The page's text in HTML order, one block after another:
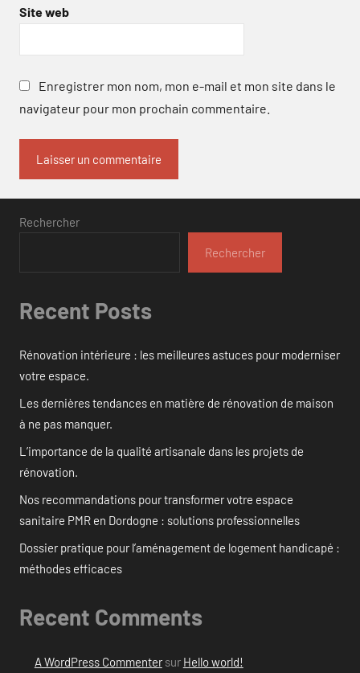
Site web
Enregistrer mon nom, mon e-mail et mon site dans le
navigateur pour mon prochain commentaire.
Rechercher
Rechercher
Recent Posts
Rénovation intérieure : les meilleures astuces pour moderniser
votre espace.
Les dernières tendances en matière de rénovation de maison
à ne pas manquer.
L’importance de la qualité artisanale dans les projets de
rénovation.
Nos recommandations pour transformer votre espace
sanitaire PMR en Dordogne : solutions professionnelles
Dossier pratique pour l’aménagement de logement handicapé :
méthodes efficaces
Recent Comments
A WordPress Commentersur Hello world!